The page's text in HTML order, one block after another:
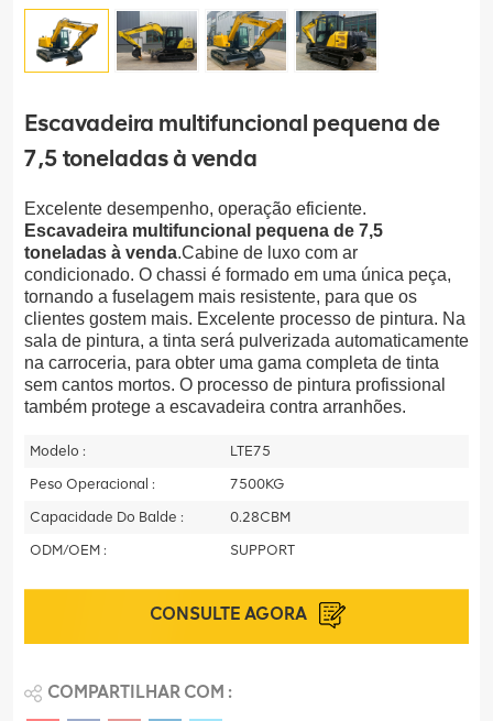
Escavadeira multifuncional pequena de
7,5 toneladas à venda
Excelente desempenho, operação eficiente.
Escavadeira multifuncional pequena de 7,5
toneladas à venda.Cabine de luxo com ar
condicionado. O chassi é formado em uma única peça,
tornando a fuselagem mais resistente, para que os
clientes gostem mais. Excelente processo de pintura. Na
sala de pintura, a tinta será pulverizada automaticamente
na carroceria, para obter uma gama completa de tinta
sem cantos mortos. O processo de pintura profissional
também protege a escavadeira contra arranhões.
Modelo :
LTE75
Peso Operacional :
7500KG
Capacidade Do Balde :
0.28CBM
ODM/OEM :
SUPPORT
CONSULTE AGORA
COMPARTILHAR COM :